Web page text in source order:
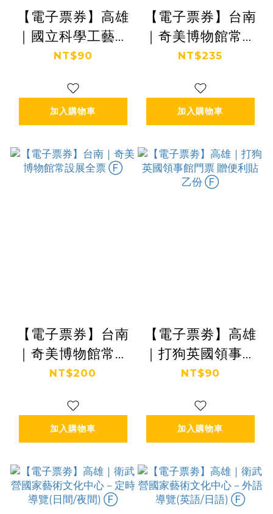
【電子票券】高雄
｜國立科學工藝博
物館 常設展示廳
NT$90
加入購物車
【電子票券】台南
｜奇美博物館常設
展全票(送同記安
NT$235
加入購物車
【電子票券】台南
｜奇美博物館常設
展全票 Ⓕ
NT$200
加入購物車
【電子票劵】高雄
｜打狗英國領事館
門票 贈便利貼乙
NT$90
加入購物車